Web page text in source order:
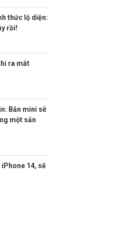
thức lộ diện:
rồi!
ra mắt
Bản mini sẽ
một sản
14, sẽ